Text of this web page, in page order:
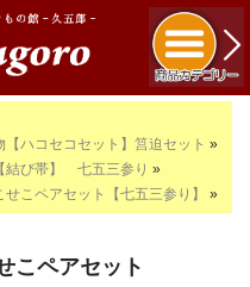
【ハコセコセット】筥迫セット »
結び帯】 七五三参り »
こペアセット【七五三参り】 »
こペアセット